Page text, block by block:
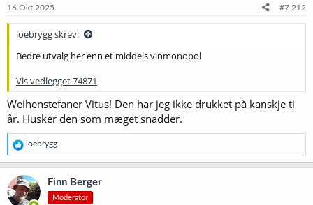
e
16 Okt 2025 #7.212
loebrygg skrev:
Bedre utvalg her enn et middels vinmonopol
Vis vedlegget 74871
Weihenstefaner Vitus! Den har jeg ikke drukket på kanskje ti
år. Husker den som mæget snadder.
R
e
a
k
s
j
loebrygg
Finn Berger
Moderator